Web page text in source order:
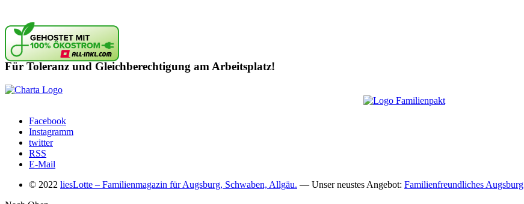
Für Toleranz und Gleichberechtigung am Arbeitsplatz!
Facebook
Instagramm
twitter
RSS
E-Mail
© 2022 liesLotte – Familienmagazin für Augsburg, Schwaben, Allgäu. — Unser neustes Angebot: Familienfreundliches Augsburg